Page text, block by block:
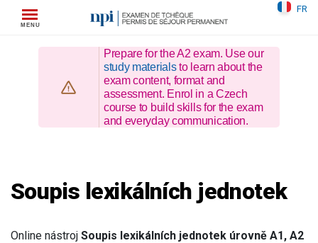
FR
Prepare for the A2 exam. Use our
study materialsto learn about the
exam content, format and
assessment. Enrol in a Czech
course to build skills for the exam
and everyday communication.
Soupis lexikálních jednotek
Online nástroj Soupis lexikálních jednotek úrovně A1, A2